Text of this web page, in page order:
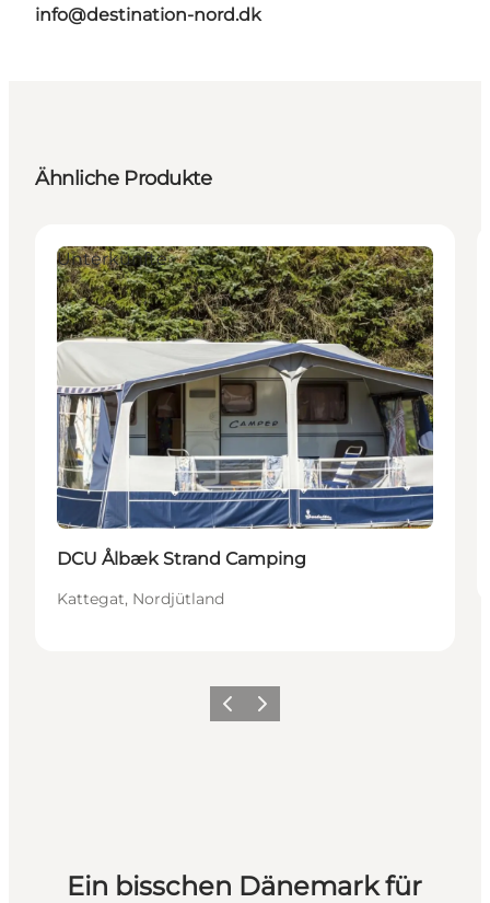
info@destination-nord.dk
Ähnliche Produkte
Unterkünfte
DCU Ålbæk Strand Camping
Kattegat, Nordjütland
ZurückWeiter
Ein bisschen Dänemark für